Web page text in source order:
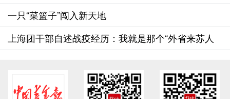
一只“菜篮子”闯入新天地
上海团干部自述战疫经历：我就是那个“外省来苏人